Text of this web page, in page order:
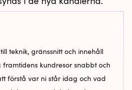
teknik, gränssnitt och innehåll
kundresor snabbt och
förstå var ni står idag och vad